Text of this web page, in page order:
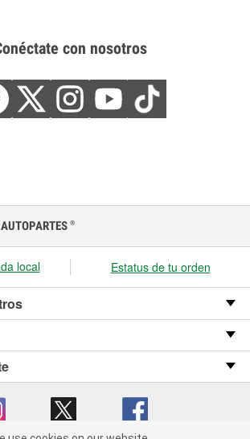
con nosotros
®
local Estatus de tu orden